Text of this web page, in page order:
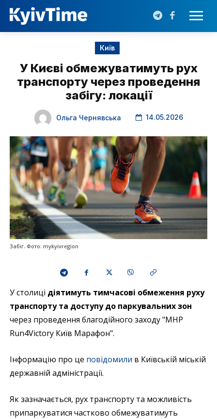
Київ
У Києві обмежуватимуть рух
транспорту через проведення
забігу: локації
Ольга Чернявська 14.05.2026
Забіг. Фото: mykyivregion
У столиці діятимуть тимчасові обмеження руху
транспорту та доступу до паркувальних зон
через проведення благодійного заходу "MHP
Run4Victory Київ Марафон".
Інформацію про це повідомили в Київській міській
державній адміністрації.
Як зазначається, рух транспорту та можливість
припаркуватися частково обмежуватимуть